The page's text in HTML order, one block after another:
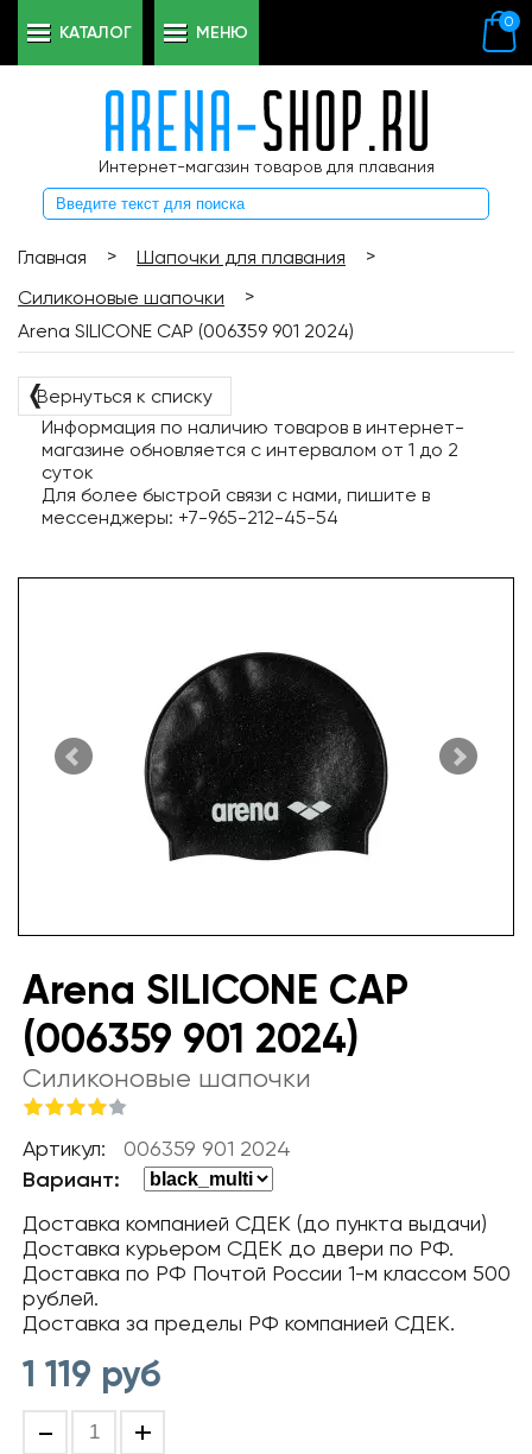
Интернет-магазин товаров для плавания
0
КАТАЛОГ МЕНЮ
Главная > Шапочки для плавания
>
Силиконовые шапочки
>
Arena SILICONE CAP (006359 901 2024)
❬Вернуться к списку
Информация по наличию товаров в интернет-
магазине обновляется с интервалом от 1 до 2
суток
Для более быстрой связи с нами, пишите в
мессенджеры: +7-965-212-45-54
Arena SILICONE CAP
(006359 901 2024)
Силиконовые шапочки
Артикул: 006359 901 2024
Вариант:
Доставка компанией СДЕК (до пункта выдачи)
Доставка курьером СДЕК до двери по РФ.
Доставка по РФ Почтой России 1-м классом 500
рублей.
Доставка за пределы РФ компанией СДЕК.
1 119 руб
- +